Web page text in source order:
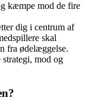
kæmpe mod de fire
dig i centrum af
skal
fra ødelæggelse.
mod og